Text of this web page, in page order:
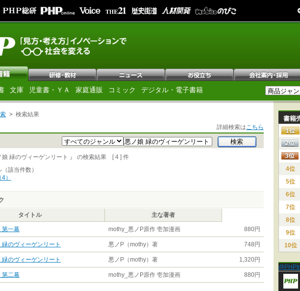
文庫 児童書・ＹＡ 家庭通販 コミック デジタル・電子書籍
検索結果
詳細検索はこちら
娘 緑のヴィーゲンリート 』 の検索結果 [ 4 ] 件
該当件数）
）
タイトル 主な著者
第一幕 mothy_悪ノP原作 壱加漫画 880円
緑のヴィーゲンリート 悪ノP（mothy）著 748円
緑のヴィーゲンリート 悪ノP（mothy）著 1,320円
第二幕 mothy_悪ノP原作 壱加漫画 880円
書籍
4位
5位
6位
7位
8位
9位
10位